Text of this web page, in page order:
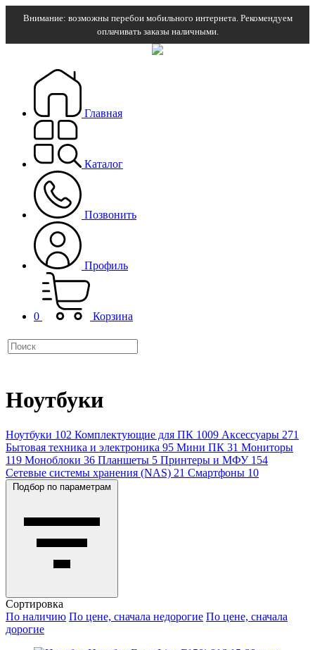
Внимание: возможны перебои мобильного интернета. Рекомендуем
оплачивать заказы наличными.
Главная
Каталог
Позвонить
Профиль
0 Корзина
Ноутбуки
Ноутбуки 102 Комплектующие для ПК 1009 Аксессуары 271
Бытовая техника и электроника 95 Мини ПК 31 Мониторы
119 Моноблоки 36 Планшеты 5 Принтеры и МФУ 154
Сетевые системы хранения (NAS) 21 Смартфоны 10
Подбор по параметрам
Сортировка
По наличию По цене, сначала недорогие По цене, сначала
дорогие